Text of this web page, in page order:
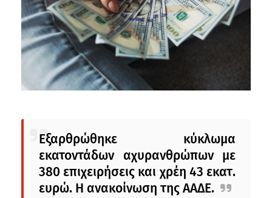
Εξαρθρώθηκε κύκλωμα
εκατοντάδων αχυρανθρώπων με
380 επιχειρήσεις και χρέη 43 εκατ.
ευρώ. Η ανακοίνωση της ΑΑΔΕ.